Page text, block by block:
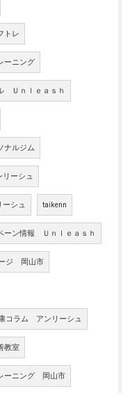
トレ
ーニング
Ｕｎｌｅａｓｈ
ナルジム
ーシュ
シュ taikenn
ーン情報 Ｕｎｌｅａｓｈ
ジ 岡山市
コラム アンリーシュ
教室
ーニング 岡山市